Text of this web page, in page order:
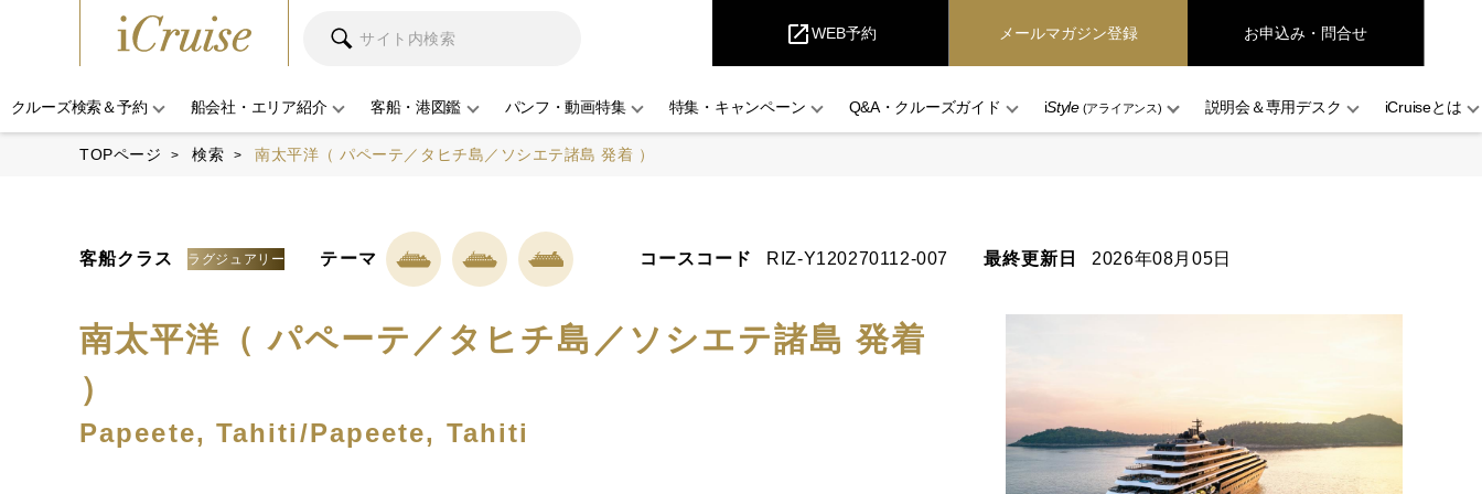
open_in_newWEB予約 メールマガジン登録 お申込み・問合せ
クルーズ検索＆予約 船会社・エリア紹介 客船・港図鑑 パンフ・動画特集 特集・キャンペーン Q&A・クルーズガイド iStyle(アライアンス) 説明会＆専用デスク iCruiseとは
TOPページ 検索 南太平洋（ パペーテ／タヒチ島／ソシエテ諸島 発着 ）
客船クラス ラグジュアリー テーマ コースコード RIZ-Y120270112-007 最終更新日 2026年08月05日
南太平洋（ パペーテ／タヒチ島／ソシエテ諸島 発着
）
Papeete, Tahiti/Papeete, Tahiti